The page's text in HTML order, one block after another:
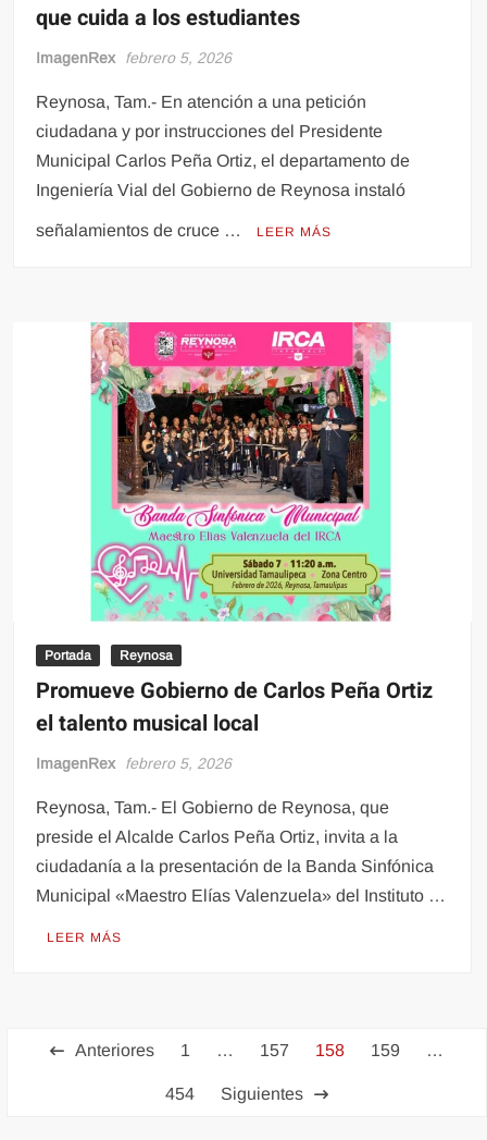
que cuida a los estudiantes
ImagenRex febrero 5, 2026
Reynosa, Tam.- En atención a una petición
ciudadana y por instrucciones del Presidente
Municipal Carlos Peña Ortiz, el departamento de
Ingeniería Vial del Gobierno de Reynosa instaló
señalamientos de cruce … LEER MÁS
Portada Reynosa
Promueve Gobierno de Carlos Peña Ortiz
el talento musical local
ImagenRex febrero 5, 2026
Reynosa, Tam.- El Gobierno de Reynosa, que
preside el Alcalde Carlos Peña Ortiz, invita a la
ciudadanía a la presentación de la Banda Sinfónica
Municipal «Maestro Elías Valenzuela» del Instituto …
LEER MÁS
Paginación
Anteriores 1 … 157 158 159 …
454 Siguientes